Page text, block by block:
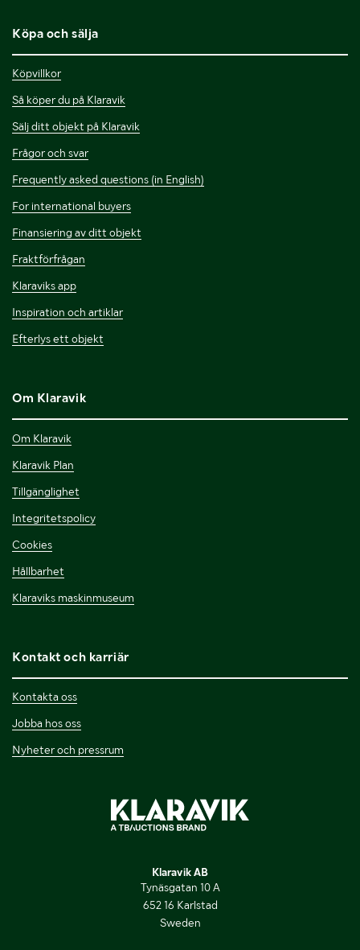
Köpa och sälja
Köpvillkor
Så köper du på Klaravik
Sälj ditt objekt på Klaravik
Frågor och svar
Frequently asked questions (in English)
For international buyers
Finansiering av ditt objekt
Fraktförfrågan
Klaraviks app
Inspiration och artiklar
Efterlys ett objekt
Om Klaravik
Om Klaravik
Klaravik Plan
Tillgänglighet
Integritetspolicy
Cookies
Hållbarhet
Klaraviks maskinmuseum
Kontakt och karriär
Kontakta oss
Jobba hos oss
Nyheter och pressrum
Klaravik AB
Tynäsgatan 10 A
652 16 Karlstad
Sweden